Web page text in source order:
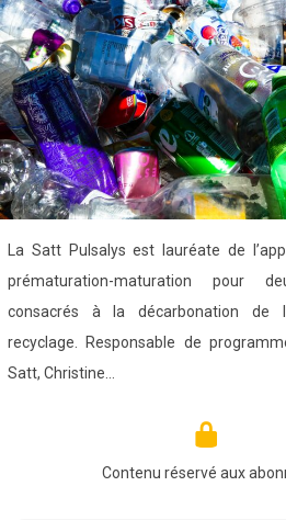
La Satt Pulsalys est lauréate de
prématuration-maturation pour
consacrés à la décarbonation de
recyclage. Responsable de
Satt, Christine…
Contenu réservé aux